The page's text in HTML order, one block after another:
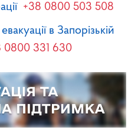
+38 0800 503 508
в Запорізькій
0800 331 630